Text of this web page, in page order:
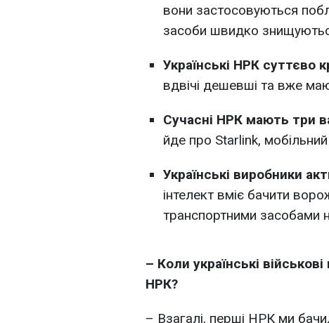
вони застосовуються
засоби швидко
Українські НРК суттєво
вдвічі дешевші та вже
Сучасні НРК мають три
йде про Starlink, мобільний
Українські виробники
інтелект вміє бачити
транспортними засобами
– Коли українські
НРК?
– Взагалі, перші НРК ми